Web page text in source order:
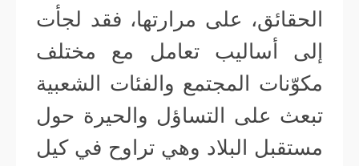
الحقائق، على مرارتها، فقد لجأت
إلى أساليب تعامل مع مختلف
مكوّنات المجتمع والفئات الشعبية
تبعث على التساؤل والحيرة حول
مستقبل البلاد وهي تراوح في كيل